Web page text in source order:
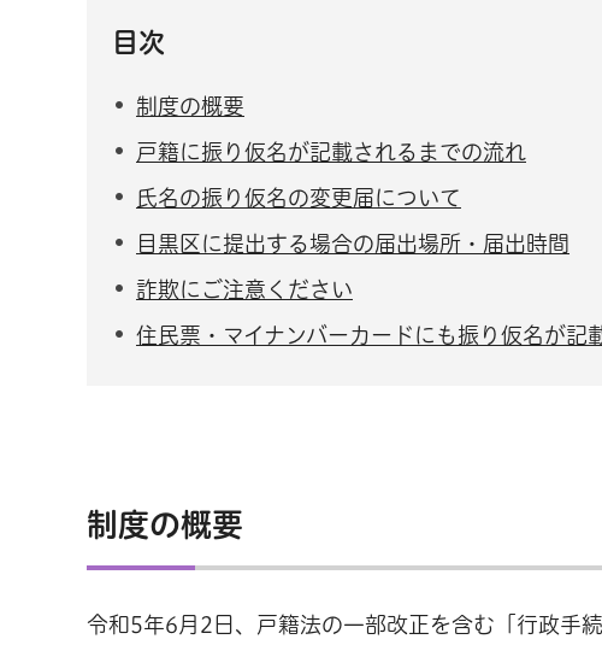
目次
制度の概要
戸籍に振り仮名が記載されるまでの流れ
氏名の振り仮名の変更届について
目黒区に提出する場合の届出場所・届出時間
詐欺にご注意ください
住民票・マイナンバーカードにも振り仮名が記
制度の概要
令和5年6月2日、戸籍法の一部改正を含む「行政手